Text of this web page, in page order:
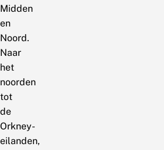
Midden
en
Noord.
Naar
het
noorden
tot
de
Orkney-
eilanden,